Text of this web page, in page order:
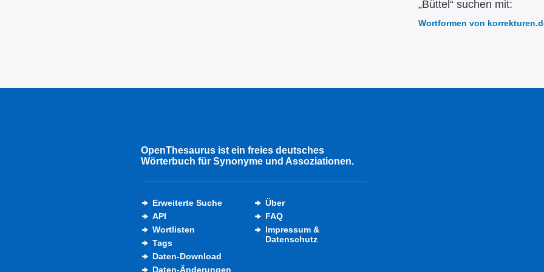
„Büttel“ suchen mit:
Wortformen von
OpenThesaurus ist ein freies deutsches
Wörterbuch für Synonyme und Assoziationen.
Erweiterte Suche
API
Wortlisten
Tags
Daten-Download
Daten-Änderungen
Über
FAQ
Impressum &
Datenschutz